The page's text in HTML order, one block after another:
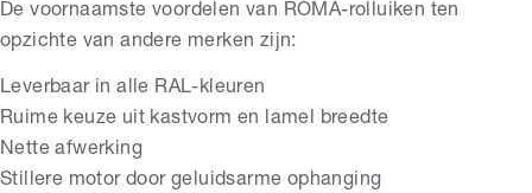
De voornaamste voordelen van ROMA-rolluiken ten
opzichte van andere merken zijn:
Leverbaar in alle RAL-kleuren
Ruime keuze uit kastvorm en lamel breedte
Nette afwerking
Stillere motor door geluidsarme ophanging